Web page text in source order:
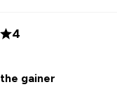
4
the gainer